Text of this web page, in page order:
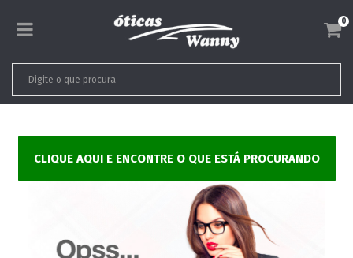
0
CLIQUE AQUI E ENCONTRE O QUE ESTÁ PROCURANDO